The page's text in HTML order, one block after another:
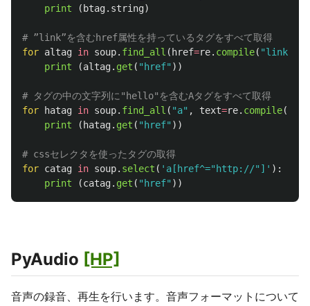
print
( btag. string)
for altag in soup. find_all ( href=re. compile( "link
print
(altag. get ( " href" ))
for
hatag in soup. find_all ( "a" , text=re. compile(
print
( hatag. get ( " href" ))
for catag in soup. select ( ' a[href^=" http://" ] ' ):
print
(catag. get ( " href" ))
PyAudio [HP]
音声の録音、再生を行います。音声フォーマットについて